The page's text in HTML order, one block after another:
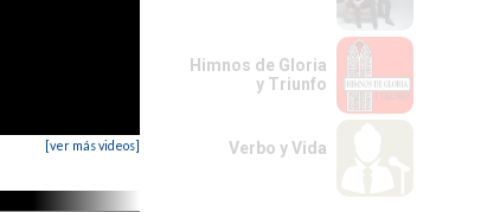
[ver más videos]
Himnos de Gloria
y Triunfo
Verbo y Vida